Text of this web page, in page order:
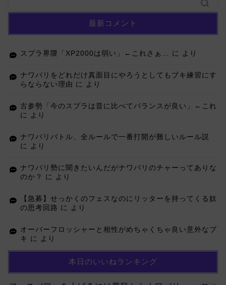
最新コメント
スプラ界隈「XP2000は弱い」←これさぁ… に より
ナワバリをどれだけ真面目にやろうとしてもブキ練習にす
らならない理由 に より
古参勢「今のスプラは昔に比べてバランスが良い」←これ
に より
ナワバリバトル、全ルールで一番打開が難しいルール説
に より
ナワバリ勢に聞きたいんだがナワバリのチャーってありな
のか？
に より
【急募】せっかくのフェスなのにリッターを持ってくる奴
の思考回路 に より
オーバーフロッシャーと相性がめちゃくちゃ良い意外なブ
キ に より
本日のいいねランキング